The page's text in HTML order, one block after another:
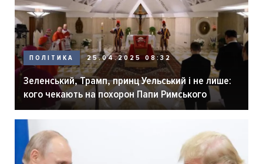
ПОЛІТИКА 25.04.2025 08:32
Зеленський, Трамп, принц Уельський і не лише:
кого чекають на похорон Папи Римського